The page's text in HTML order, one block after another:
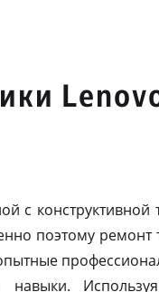
с конструктивной
поэтому ремонт